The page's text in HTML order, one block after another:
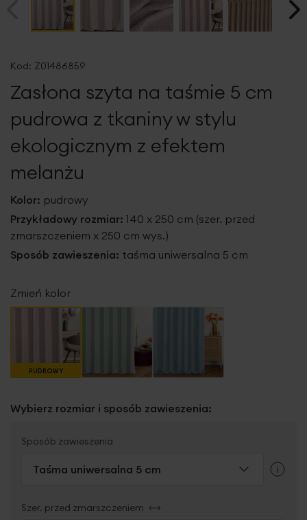
początek
galerii
Kod: Z01486859
Zasłona szyta na taśmie 5 cm
pudrowa z tkaniny w stylu
ekologicznym z efektem
melanżu
Kolor: pudrowy
Przykładowy rozmiar: 140 x 250 cm (szer. przed
zmarszczeniem x 250 cm wys.)
Sposób zawieszenia: taśma uniwersalna 5 cm
Zmień kolor
PUDROWY
Wybierz rozmiar i sposób zawieszenia:
Sposób zawieszenia
Taśma uniwersalna 5 cm
Szer. przed zmarszczeniem